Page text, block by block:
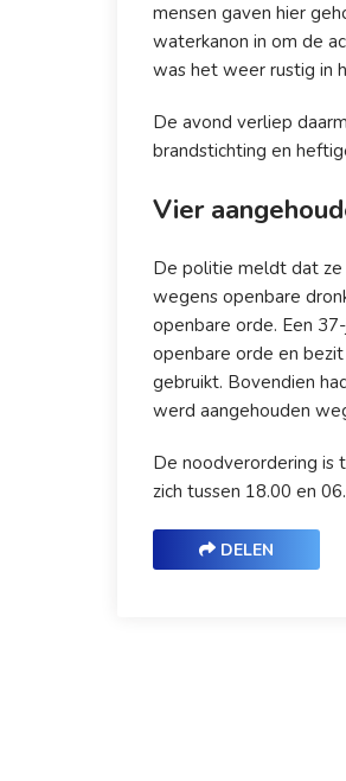
mensen gaven hier
waterkanon in om de
was het weer rustig in
De avond verliep
brandstichting en
Vier
De politie meldt dat ze
wegens openbare
openbare orde. Een
openbare orde en
gebruikt. Bovendien
werd aangehouden
De noodverordering is
zich tussen 18.00 en
DELEN